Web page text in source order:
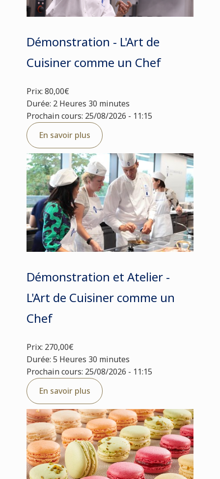
Démonstration - L'Art de
Cuisiner comme un Chef
Prix: 80,00€
Durée: 2 Heures 30 minutes
Prochain cours: 25/08/2026 - 11:15
En savoir plus
Démonstration et Atelier -
L'Art de Cuisiner comme un
Chef
Prix: 270,00€
Durée: 5 Heures 30 minutes
Prochain cours: 25/08/2026 - 11:15
En savoir plus